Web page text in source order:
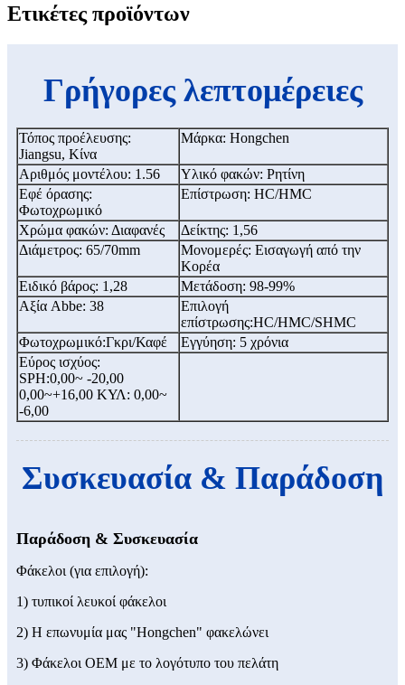
Ετικέτες προϊόντων
Γρήγορες λεπτομέρειες
Τόπος προέλευσης:
Jiangsu, Κίνα
Μάρκα: Hongchen
Αριθμός μοντέλου: 1.56
Υλικό φακών: Ρητίνη
Εφέ όρασης:
Φωτοχρωμικό
Επίστρωση: HC/HMC
Χρώμα φακών: Διαφανές
Δείκτης: 1,56
Διάμετρος: 65/70mm
Μονομερές: Εισαγωγή από την
Κορέα
Ειδικό βάρος: 1,28
Μετάδοση: 98-99%
Αξία Abbe: 38
Επιλογή
επίστρωσης:HC/HMC/SHMC
Φωτοχρωμικό:Γκρι/Καφέ
Εγγύηση: 5 χρόνια
Εύρος ισχύος:
SPH:0,00~ -20,00
0,00~+16,00 ΚΥΛ: 0,00~
-6,00
Συσκευασία & Παράδοση
Παράδοση & Συσκευασία
Φάκελοι (για επιλογή):
1) τυπικοί λευκοί φάκελοι
2) Η επωνυμία μας "Hongchen" φακελώνει
3) Φάκελοι OEM με το λογότυπο του πελάτη